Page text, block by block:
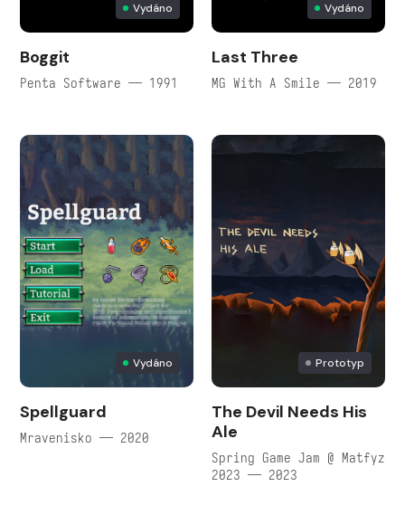
Vydáno
Boggit
Penta Software — 1991
Vydáno
Last Three
MG With A Smile — 2019
Vydáno
Spellguard
Mravenisko — 2020
Prototyp
The Devil Needs His
Ale
Spring Game Jam @ Matfyz
2023 — 2023